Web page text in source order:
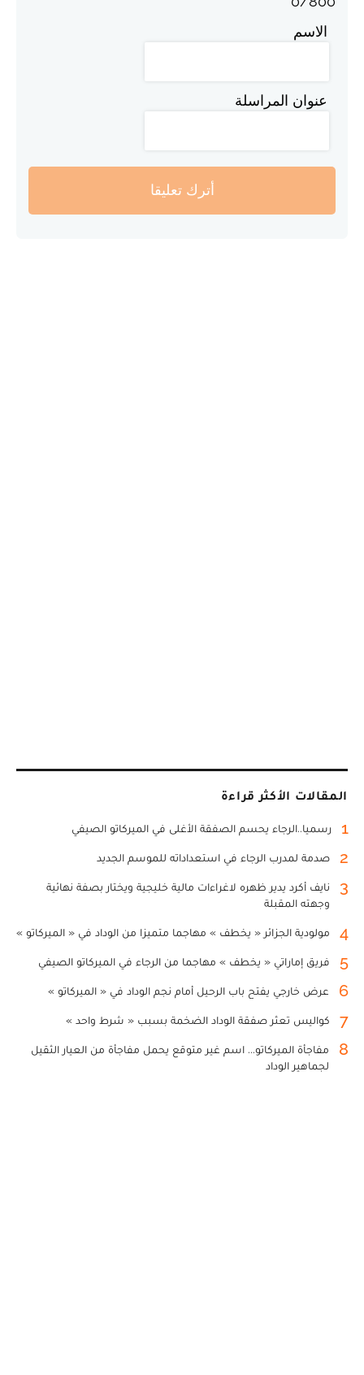
الاسم
عنوان المراسلة
أترك تعليقا
المقالات الأكثر قراءة
1 رسميا..الرجاء يحسم الصفقة الأغلى في الميركاتو الصيفي
2 صدمة لمدرب الرجاء في استعداداته للموسم الجديد
3
نايف أكرد يدير ظهره لاغراءات مالية خليجية ويختار بصفة نهائية
وجهته المقبلة
4 مولودية الجزائر « يخطف » مهاجما متميزا من الوداد في « الميركاتو »
5 فريق إماراتي « يخطف » مهاجما من الرجاء في الميركاتو الصيفي
6 عرض خارجي يفتح باب الرحيل أمام نجم الوداد في « الميركاتو »
7 كواليس تعثر صفقة الوداد الضخمة بسبب « شرط واحد »
8
مفاجأة الميركاتو... اسم غير متوقع يحمل مفاجأة من العيار الثقيل
لجماهير الوداد